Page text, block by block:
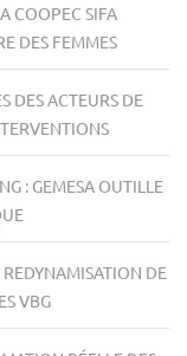
COOPEC SIFA
DES FEMMES
DES ACTEURS DE
: GEMESA OUTILLE
DE
VBG